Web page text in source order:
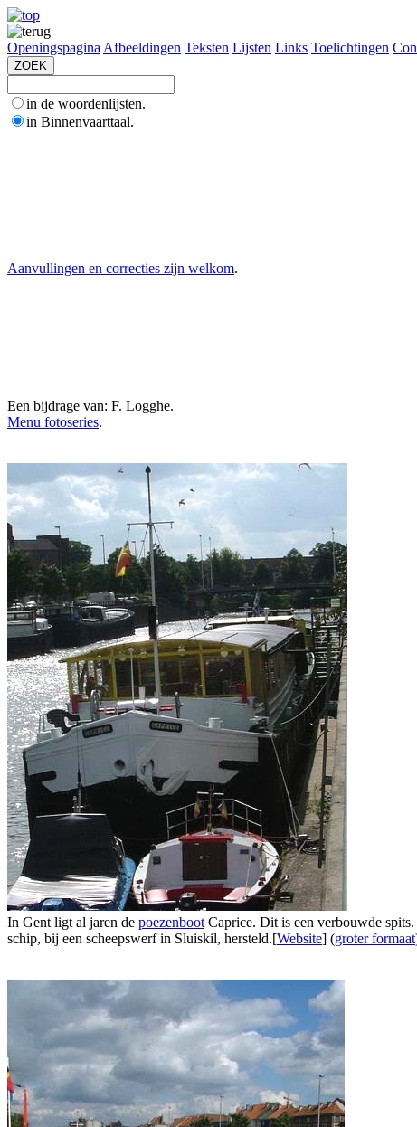
Openingspagina Afbeeldingen Teksten Lijsten Links Toelichtingen
in de woordenlijsten.
in Binnenvaarttaal.
Aanvullingen en correcties zijn welkom.
Een bijdrage van: F. Logghe.
Menu fotoseries.
In Gent ligt al jaren de poezenboot Caprice. Dit is een verbouwde
schip, bij een scheepswerf in Sluiskil, hersteld.[Website] (groter formaat